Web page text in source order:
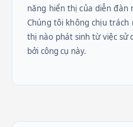
năng hiển thị của diễn đàn
Chúng tôi không chịu
thị nào phát sinh từ việc sử
bởi công cụ này.